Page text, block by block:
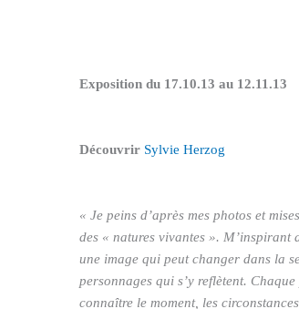
Exposition du 17.10.13 au 12.11.13
Découvrir Sylvie Herzog
« Je peins d’après mes photos et
des « natures vivantes ». M’inspirant
une image qui peut changer dans la
personnages qui s’y reflètent.
connaître le moment, les